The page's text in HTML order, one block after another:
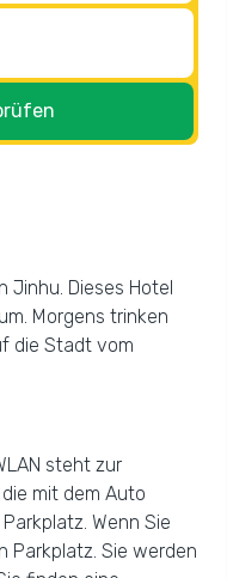
Jinhu. Dieses Hotel
Morgens trinken
die Stadt vom
steht zur
mit dem Auto
Wenn Sie
Parkplatz. Sie werden